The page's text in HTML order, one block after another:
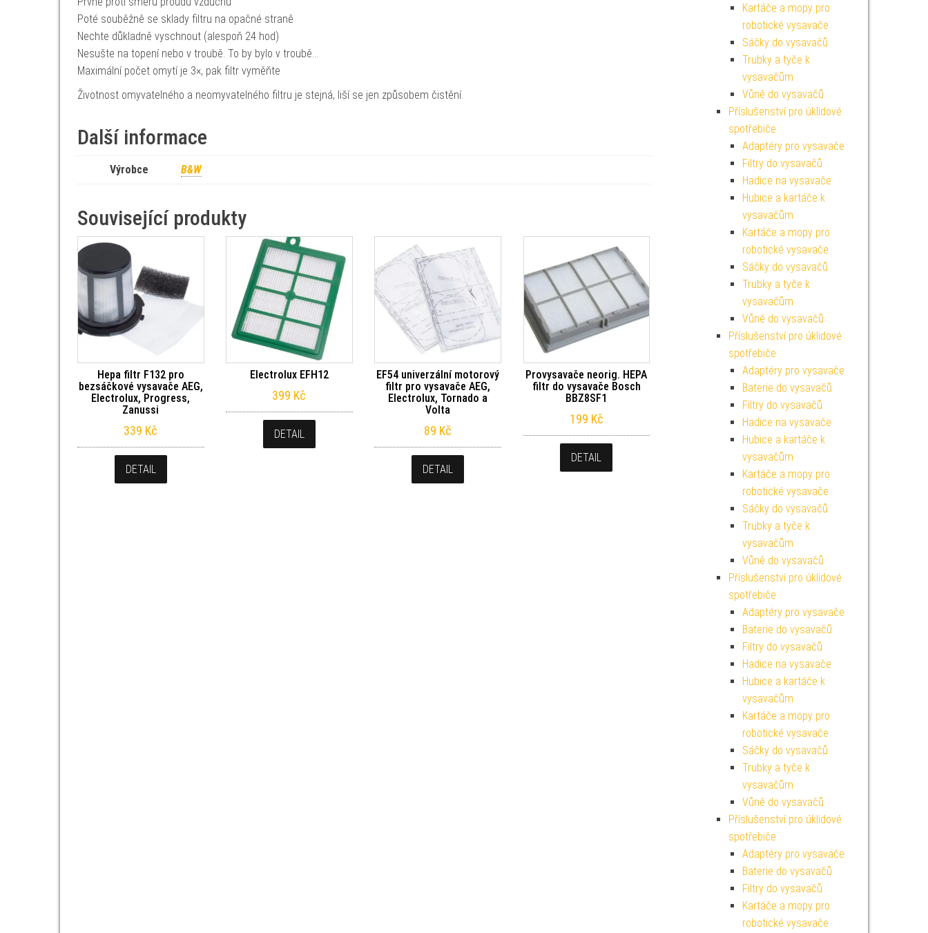
Poté souběžně se sklady filtru na opačné straně
Nechte důkladně vyschnout (alespoň 24 hod)
Nesušte na topení nebo v troubě. To by bylo v troubě…
Maximální počet omytí je 3×, pak filtr vyměňte
Životnost omyvatelného a neomyvatelného filtru je stejná, liší se jen způsobem čistění.
Další informace
Výrobce B&W
Související produkty
Hepa filtr F132 pro
bezsáčkové vysavače AEG,
Electrolux, Progress,
Zanussi
339 Kč
DETAIL
Electrolux EFH12
399 Kč
DETAIL
EF54 univerzální motorový
filtr pro vysavače AEG,
Electrolux, Tornado a
Volta
89 Kč
DETAIL
Provysavače neorig. HEPA
filtr do vysavače Bosch
BBZ8SF1
199 Kč
DETAIL
Kartáče a mopy pro
robotické vysavače
Sáčky do vysavačů
Trubky a tyče k
vysavačům
Vůně do vysavačů
Příslušenství pro úklidové
spotřebiče
Adaptéry pro vysavače
Filtry do vysavačů
Hadice na vysavače
Hubice a kartáče k
vysavačům
Kartáče a mopy pro
robotické vysavače
Sáčky do vysavačů
Trubky a tyče k
vysavačům
Vůně do vysavačů
Příslušenství pro úklidové
spotřebiče
Adaptéry pro vysavače
Baterie do vysavačů
Filtry do vysavačů
Hadice na vysavače
Hubice a kartáče k
vysavačům
Kartáče a mopy pro
robotické vysavače
Sáčky do vysavačů
Trubky a tyče k
vysavačům
Vůně do vysavačů
Příslušenství pro úklidové
spotřebiče
Adaptéry pro vysavače
Baterie do vysavačů
Filtry do vysavačů
Hadice na vysavače
Hubice a kartáče k
vysavačům
Kartáče a mopy pro
robotické vysavače
Sáčky do vysavačů
Trubky a tyče k
vysavačům
Vůně do vysavačů
Příslušenství pro úklidové
spotřebiče
Adaptéry pro vysavače
Baterie do vysavačů
Filtry do vysavačů
Kartáče a mopy pro
robotické vysavače